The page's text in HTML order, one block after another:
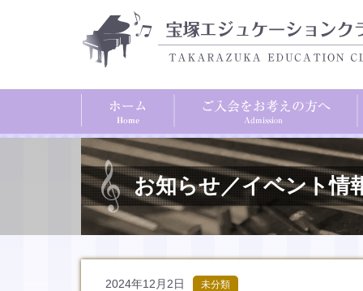
お知らせ／イベント情
2024年12月2日 未分類